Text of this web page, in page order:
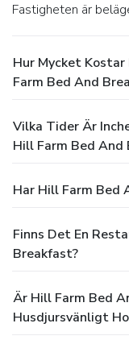
Fastigheten är
Hur Mycket
Farm Bed And
Vilka Tider Är
Hill Farm Bed And
Har Hill Farm Bed
Finns Det En
Breakfast?
Är Hill Farm Bed
Husdjursvänligt